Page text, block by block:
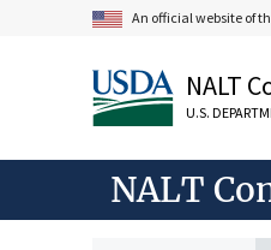
An official website of
NALT
U.S.
NALT
activación
aglutininas
cristalinas
factores